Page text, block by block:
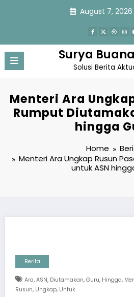
August 7, 2026
Surya
Solusi Berita
Menteri Ara
Rumput
hingga
Home
Menteri Ara Ungkap Rusun
untuk ASN
Berita
Ara, ASN, Diutamakan, Guru, Hingga,
Rusun, Ungkap, Untuk